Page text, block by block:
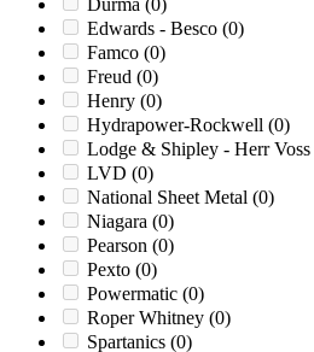
150(0)
150/80 (0)
1500X(0)
1500XL(0)
150XP(0)
1524(0)
1590 (0)
1590XP (0)
15XP(0)
1616(0)
1621 (0)
1621X(0)
1624(0)
1626(0)
Durma (0)
Edwards - Besco (0)
Famco (0)
Freud (0)
Henry (0)
Hydrapower-Rockwell (0)
Lodge & Shipley - Herr Voss
LVD (0)
National Sheet Metal (0)
Niagara (0)
Pearson (0)
Pexto (0)
Powermatic (0)
Roper Whitney (0)
Spartanics (0)